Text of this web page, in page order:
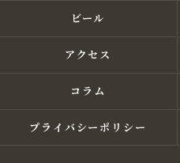
ビール
アクセス
コラム
プライバシーポリシー